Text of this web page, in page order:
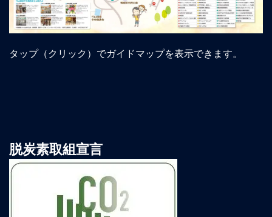
タップ（クリック）でガイドマップを表示できます。
脱炭素取組宣言